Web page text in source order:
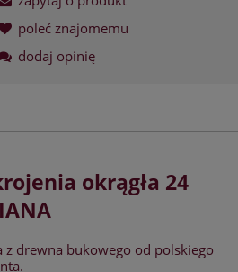
poleć znajomemu
dodaj opinię
okrągła 24
z drewna bukowego od polskiego